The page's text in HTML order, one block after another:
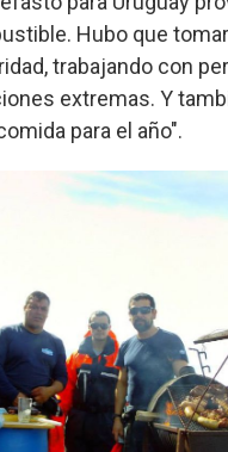
Hubo que
trabajando con
extremas. Y
para el año".